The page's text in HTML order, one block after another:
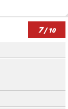
7/ 10